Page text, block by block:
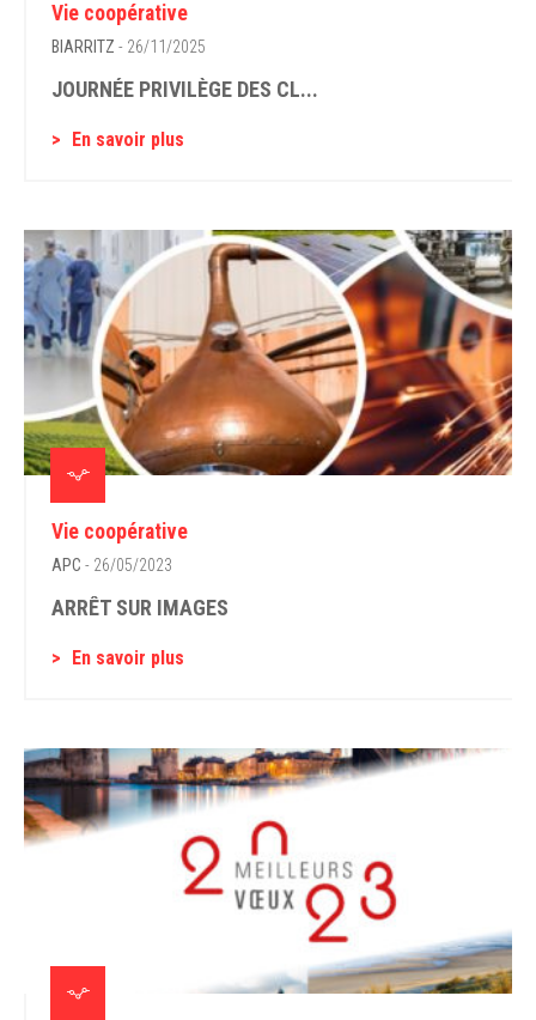
Vie coopérative
BIARRITZ - 26/11/2025
JOURNÉE PRIVILÈGE DES CL...
En savoir plus
Vie coopérative
APC - 26/05/2023
ARRÊT SUR IMAGES
En savoir plus